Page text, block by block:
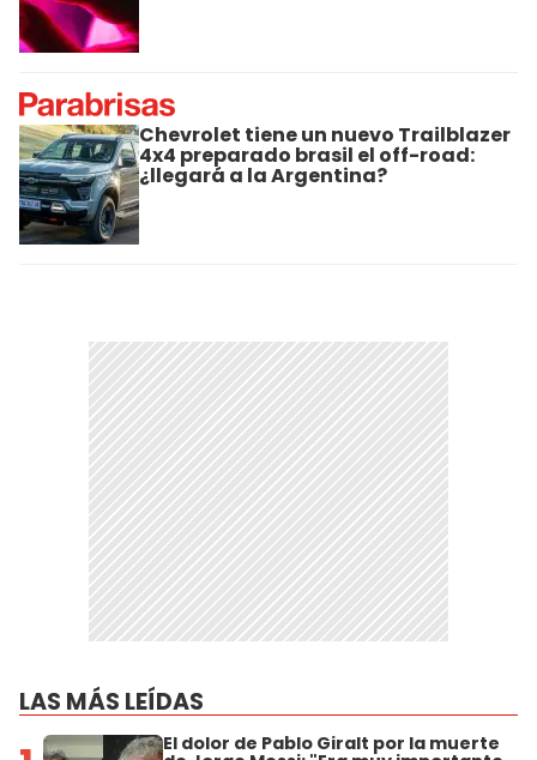
Chevrolet tiene un nuevo Trailblazer
4x4 preparado brasil el off-road:
¿llegará a la Argentina?
LAS MÁS LEÍDAS
El dolor de Pablo Giralt por la muerte